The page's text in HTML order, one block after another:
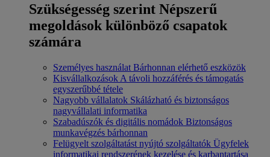
Szükségesség szerint Népszerű
megoldások különböző csapatok
számára
Személyes használat Bárhonnan elérhető eszközök
Kisvállalkozások A távoli hozzáférés és támogatás
egyszerűbbé tétele
Nagyobb vállalatok Skálázható és biztonságos
nagyvállalati informatika
Szabadúszók és digitális nomádok Biztonságos
munkavégzés bárhonnan
Felügyelt szolgáltatást nyújtó szolgáltatók Ügyfelek
informatikai rendszerének kezelése és karbantartása